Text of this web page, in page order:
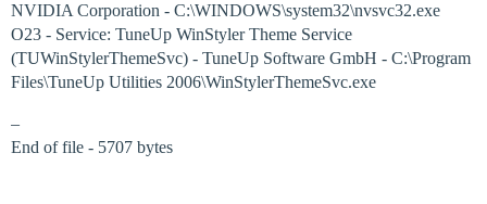
NVIDIA Corporation - C:\WINDOWS\system32\nvsvc32.exe
O23 - Service: TuneUp WinStyler Theme Service
(TUWinStylerThemeSvc) - TuneUp Software GmbH - C:\Program
Files\TuneUp Utilities 2006\WinStylerThemeSvc.exe
–
End of file - 5707 bytes